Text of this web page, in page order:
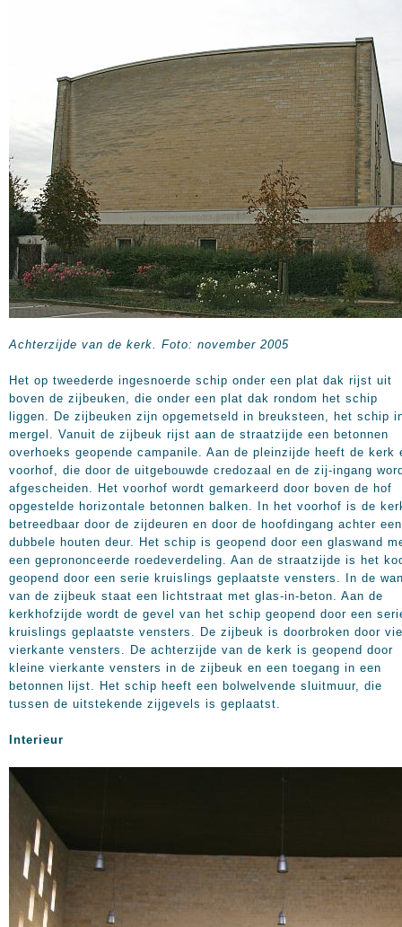
Achterzijde van de kerk. Foto: november 2005
Het op tweederde ingesnoerde schip onder een plat dak rijst uit
boven de zijbeuken, die onder een plat dak rondom het schip
liggen. De zijbeuken zijn opgemetseld in breuksteen, het schip
mergel. Vanuit de zijbeuk rijst aan de straatzijde een betonnen
overhoeks geopende campanile. Aan de pleinzijde heeft de kerk
voorhof, die door de uitgebouwde credozaal en de zij-ingang
afgescheiden. Het voorhof wordt gemarkeerd door boven de hof
opgestelde horizontale betonnen balken. In het voorhof is de
betreedbaar door de zijdeuren en door de hoofdingang achter een
dubbele houten deur. Het schip is geopend door een glaswand
een geprononceerde roedeverdeling. Aan de straatzijde is het
geopend door een serie kruislings geplaatste vensters. In de
van de zijbeuk staat een lichtstraat met glas-in-beton. Aan de
kerkhofzijde wordt de gevel van het schip geopend door een
kruislings geplaatste vensters. De zijbeuk is doorbroken door
vierkante vensters. De achterzijde van de kerk is geopend door
kleine vierkante vensters in de zijbeuk en een toegang in een
betonnen lijst. Het schip heeft een bolwelvende sluitmuur, die
tussen de uitstekende zijgevels is geplaatst.
Interieur